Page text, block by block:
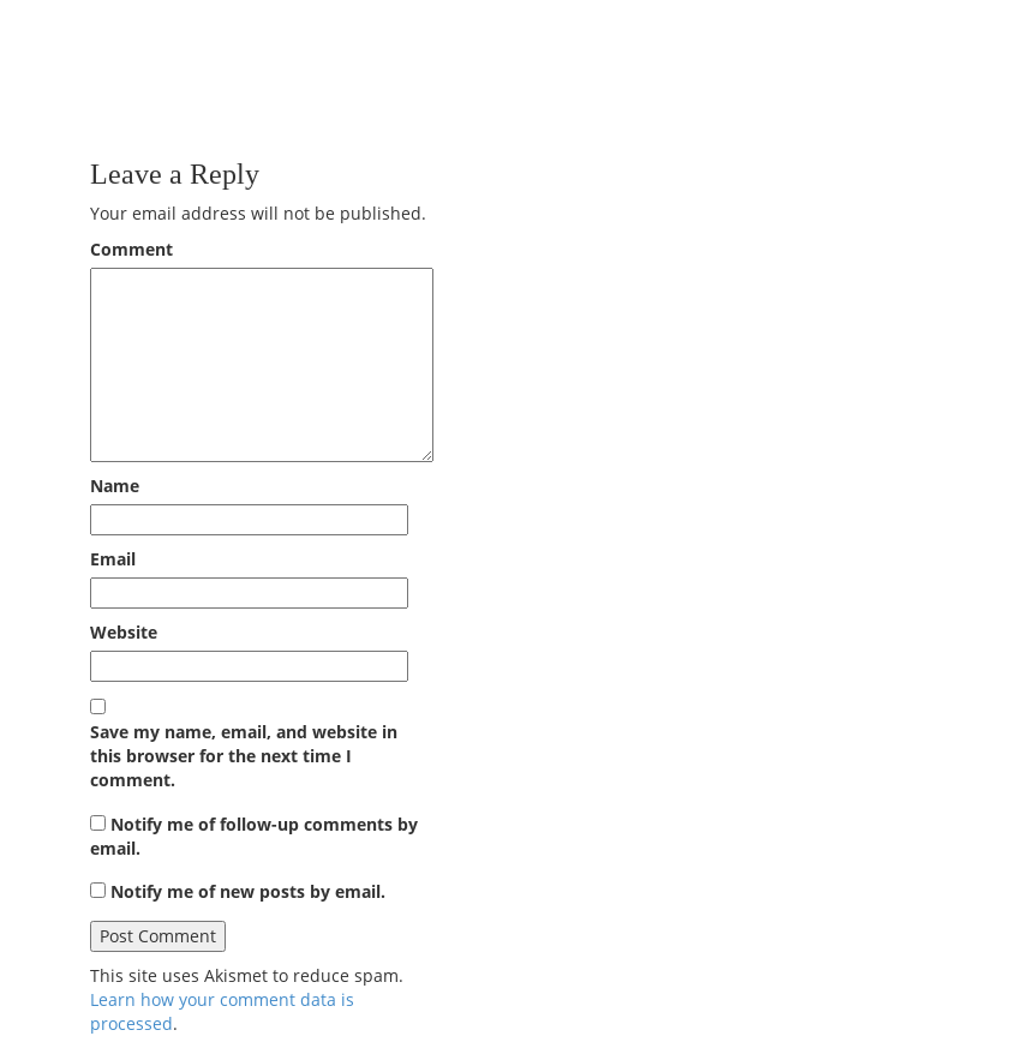
Leave a Reply
Your email address will not be published.
Comment
Name
Email
Website
Save my name, email, and website in
this browser for the next time I
comment.
Notify me of follow-up comments by
email.
Notify me of new posts by email.
This site uses Akismet to reduce spam.
Learn how your comment data is
processed.